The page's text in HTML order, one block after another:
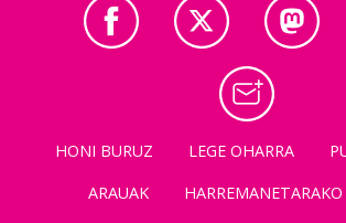
HONI BURUZ LEGE OHARRA
ARAUAK
HARREMANETARAKO